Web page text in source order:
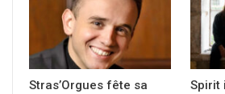
Stras’Orgues fête sa
Spirit